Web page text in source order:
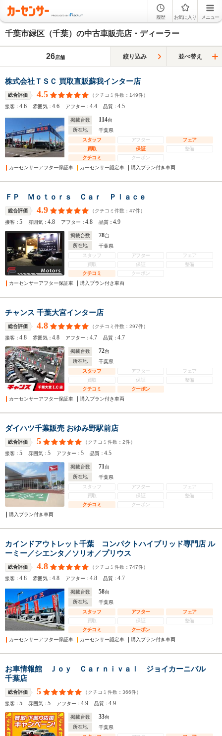
履歴 お気に入り メニュー
千葉市緑区（千葉）の中古車販売店・ディーラー
26店舗 絞り込み 並べ替え
株式会社ＴＳＣ 買取直販蘇我インター店
総合評価 4.5 （クチコミ件数： 149件）
接客：4.6 雰囲気：4.6 アフター：4.4 品質：4.5
掲載台数 114台
所在地
千葉県
スタッフ
アフター
フェア
買取
保証
整備
クチコミ
クーポン
カーセンサーアフター保証車
カーセンサー認定車 購入プラン付き車両
ＦＰ Ｍｏｔｏｒｓ Ｃａｒ Ｐｌａｃｅ
総合評価 4.9 （クチコミ件数： 47件）
接客：5 雰囲気：4.8 アフター：4.8 品質：4.9
掲載台数 78台
所在地
千葉県
スタッフ
アフター
フェア
買取
保証
整備
クチコミ
クーポン
カーセンサーアフター保証車
購入プラン付き車両
チャンス 千葉大宮インター店
総合評価 4.8 （クチコミ件数： 297件）
接客：4.8 雰囲気：4.8 アフター：4.7 品質：4.7
掲載台数 72台
所在地
千葉県
スタッフ
アフター
フェア
買取
保証
整備
クチコミ
クーポン
カーセンサーアフター保証車
購入プラン付き車両
ダイハツ千葉販売 おゆみ野駅前店
総合評価 5 （クチコミ件数： 2件）
接客：5 雰囲気：5 アフター：5 品質：4.5
掲載台数 71台
所在地
千葉県
スタッフ
アフター
フェア
買取
保証
整備
クチコミ
クーポン
購入プラン付き車両
カインドアウトレット千葉 コンパクトハイブリッド専門店 ル
ーミー／シエンタ／ソリオ／プリウス
総合評価 4.8 （クチコミ件数： 747件）
接客：4.8 雰囲気：4.8 アフター：4.8 品質：4.7
掲載台数 58台
所在地
千葉県
スタッフ
アフター
フェア
買取
保証
整備
クチコミ
クーポン
カーセンサーアフター保証車
カーセンサー認定車 購入プラン付き車両
お車情報館 Ｊｏｙ Ｃａｒｎｉｖａｌ ジョイカーニバル
千葉店
総合評価 5 （クチコミ件数： 366件）
接客：5 雰囲気：5 アフター：4.9 品質：4.9
掲載台数 33台
所在地
千葉県